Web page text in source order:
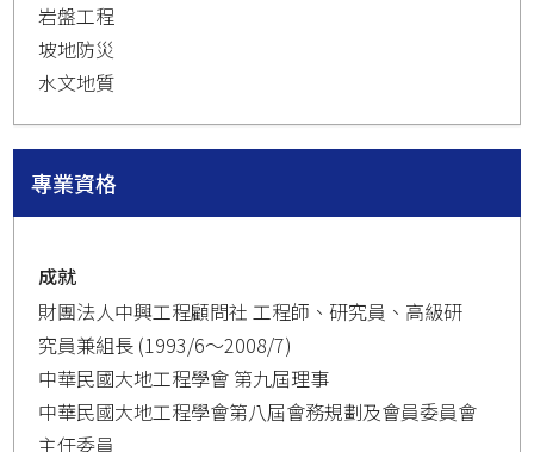
岩盤工程
坡地防災
水文地質
專業資格
成就
財團法人中興工程顧問社 工程師、研究員、高級研
究員兼組長 (1993/6～2008/7)
中華民國大地工程學會 第九屆理事
中華民國大地工程學會第八屆會務規劃及會員委員會
主任委員